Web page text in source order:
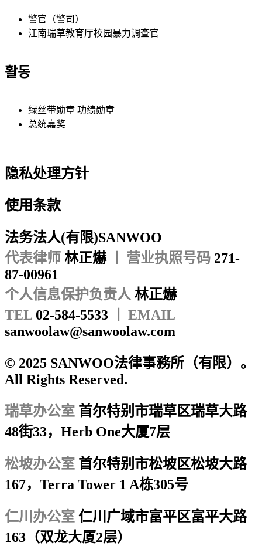
警官（警司）
江南瑞草教育厅校园暴力调查官
활동
绿丝带勋章 功绩勋章
总统嘉奖
隐私处理方针
使用条款
法务法人(有限)SANWOO
代表律师 林正爀ㅣ 营业执照号码 271-
87-00961
个人信息保护负责人林正爀
TEL 02-584-5533 ㅣ EMAIL
sanwoolaw@sanwoolaw.com
© 2025 SANWOO法律事務所（有限）。
All Rights Reserved.
瑞草办公室 首尔特别市瑞草区瑞草大路
48街33，Herb One大厦7层
松坡办公室 首尔特别市松坡区松坡大路
167，Terra Tower 1 A栋305号
仁川办公室 仁川广域市富平区富平大路
163（双龙大厦2层）